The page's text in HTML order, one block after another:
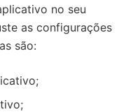
no seu
as configurações
são: